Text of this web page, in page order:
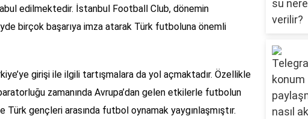
edilmektedir. İstanbul Football Club, dönemin
birçok başarıya imza atarak Türk futboluna önemli
girişi ile ilgili tartışmalara da yol açmaktadır. Özellikle
zamanında Avrupa’dan gelen etkilerle futbolun
gençleri arasında futbol oynamak yaygınlaşmıştır.